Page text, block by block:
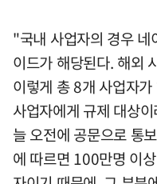
"국내 사업자의 경우
이드가 해당된다. 해외
이렇게 총 8개 사업자
사업자에게 규제 대상
늘 오전에 공문으로 통
에 따르면 100만명 이